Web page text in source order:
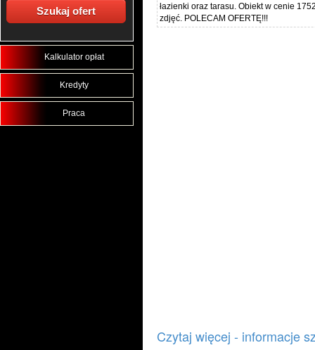
Kalkulator opłat
Kredyty
Praca
łazienki oraz tarasu. Obiekt w cenie
zdjęć. POLECAM OFERTĘ!!!
Czytaj więcej - informacje